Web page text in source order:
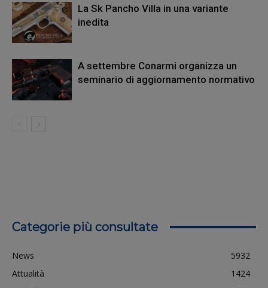
La Sk Pancho Villa in una variante
inedita
A settembre Conarmi organizza un
seminario di aggiornamento normativo
Categorie più consultate
News
5932
Attualità
1424